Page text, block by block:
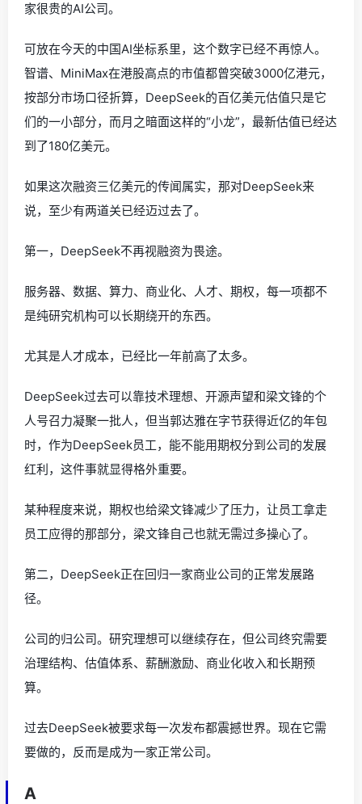
家很贵的AI公司。
可放在今天的中国AI坐标系里，这个数字已经不再惊人。
智谱、MiniMax在港股高点的市值都曾突破3000亿港元，
按部分市场口径折算，DeepSeek的百亿美元估值只是它
们的一小部分，而月之暗面这样的“小龙”，最新估值已经达
到了180亿美元。
如果这次融资三亿美元的传闻属实，那对DeepSeek来
说，至少有两道关已经迈过去了。
第一，DeepSeek不再视融资为畏途。
服务器、数据、算力、商业化、人才、期权，每一项都不
是纯研究机构可以长期绕开的东西。
尤其是人才成本，已经比一年前高了太多。
DeepSeek过去可以靠技术理想、开源声望和梁文锋的个
人号召力凝聚一批人，但当郭达雅在字节获得近亿的年包
时，作为DeepSeek员工，能不能用期权分到公司的发展
红利，这件事就显得格外重要。
某种程度来说，期权也给梁文锋减少了压力，让员工拿走
员工应得的那部分，梁文锋自己也就无需过多操心了。
第二，DeepSeek正在回归一家商业公司的正常发展路
径。
公司的归公司。研究理想可以继续存在，但公司终究需要
治理结构、估值体系、薪酬激励、商业化收入和长期预
算。
过去DeepSeek被要求每一次发布都震撼世界。现在它需
要做的，反而是成为一家正常公司。
A